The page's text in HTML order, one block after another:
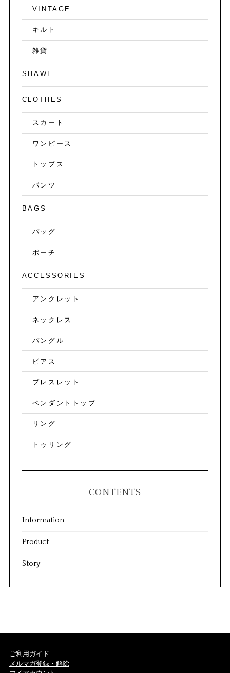
VINTAGE
キルト
雑貨
SHAWL
CLOTHES
スカート
ワンピース
トップス
パンツ
BAGS
バッグ
ポーチ
ACCESSORIES
アンクレット
ネックレス
バングル
ピアス
ブレスレット
ペンダントトップ
リング
トゥリング
CONTENTS
Information
Product
Story
ご利用ガイド
メルマガ登録・解除